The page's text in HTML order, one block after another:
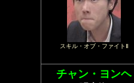
スキル・オブ・ファイトⅡ
チャン・ヨンヘ